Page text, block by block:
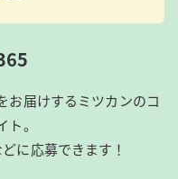
お届けするミツカンのコ
。
に応募できます！